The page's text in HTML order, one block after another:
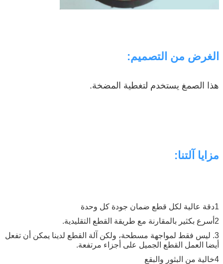
الغرض من التصميم:
هذا الصمغ يستخدم لتغطية المضخة.
مزايا آلتنا:
1دقة عالية لكل قطع ضمان جودة كل وحدة
2أسرع بكثير بالمقارنة مع طريقة القطع التقليدية.
3. ليس فقط لمواجهة مسطحة، ولكن آلة القطع لدينا يمكن أن تفعل
أيضا العمل القطع الجميل على أجزاء مرتفعة.
4خالية من البثور والبقع